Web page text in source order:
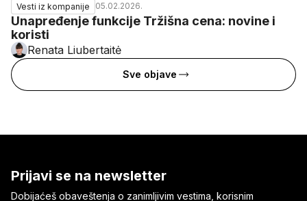
Vesti iz kompanije 05.02.2026.
Unapređenje funkcije Tržišna cena: novine i
koristi
Renata Liubertaitė
Sve objave
Prijavi se na newsletter
Dobijaćeš obaveštenja o zanimljivim vestima, korisnim